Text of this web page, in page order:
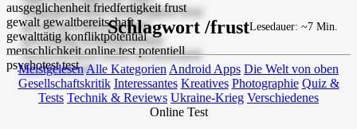
Schlagwort /frust
Meistgelesen Alle Kategorien Android Apps Die Welt von oben
Gesellschaftskritik Interessantes Kreatives Photographie Quiz &
Tests Technik & Reviews Ukraine-Krieg Verschiedenes
Online Test
Lesedauer: ~7 Min.